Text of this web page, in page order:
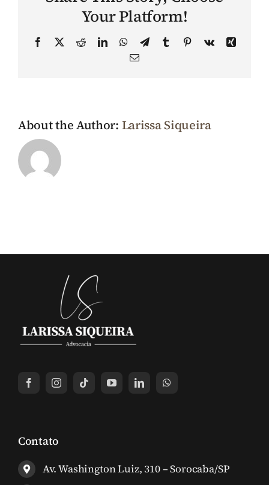
amigável?
Your Platform!
Facebook
X RedditLinkedInWhatsApp
TelegramTumblr PinterestVk
Xing
Email
About the Author: Larissa Siqueira
Contato
Av. Washington Luiz, 310 – Sorocaba/SP